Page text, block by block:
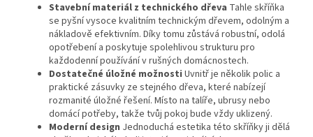
Stavební materiál z technického dřeva Tahle skříňka
se pyšní vysoce kvalitním technickým dřevem, odolným a
nákladově efektivním. Díky tomu zůstává robustní, odolá
opotřebení a poskytuje spolehlivou strukturu pro
každodenní používání v rušných domácnostech.
Dostatečné úložné možnosti Uvnitř je několik polic a
praktické zásuvky ze stejného dřeva, které nabízejí
rozmanité úložné řešení. Místo na talíře, ubrusy nebo
domácí potřeby, takže tvůj pokoj bude vždy uklizený.
Moderní design Jednoduchá estetika této skříňky ji dělá